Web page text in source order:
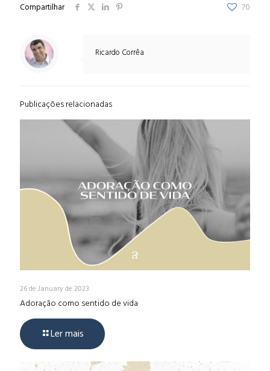
Compartilhar 70
Ricardo Corrêa
Publicações relacionadas
26 de January de 2023
Adoração como sentido de vida
Ler mais